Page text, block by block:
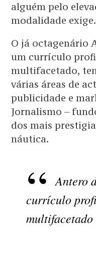
alguém pelo
modalidade
O já octagenário
um currículo
multifacetado,
várias áreas de
publicidade e
Jornalismo –
dos mais
náutica.
Antero
currículo
multifacetado